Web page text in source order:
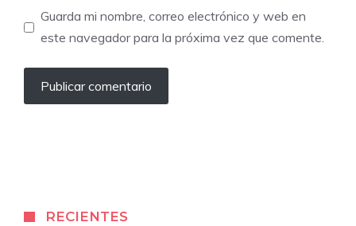
Guarda mi nombre, correo electrónico y web en
este navegador para la próxima vez que comente.
RECIENTES